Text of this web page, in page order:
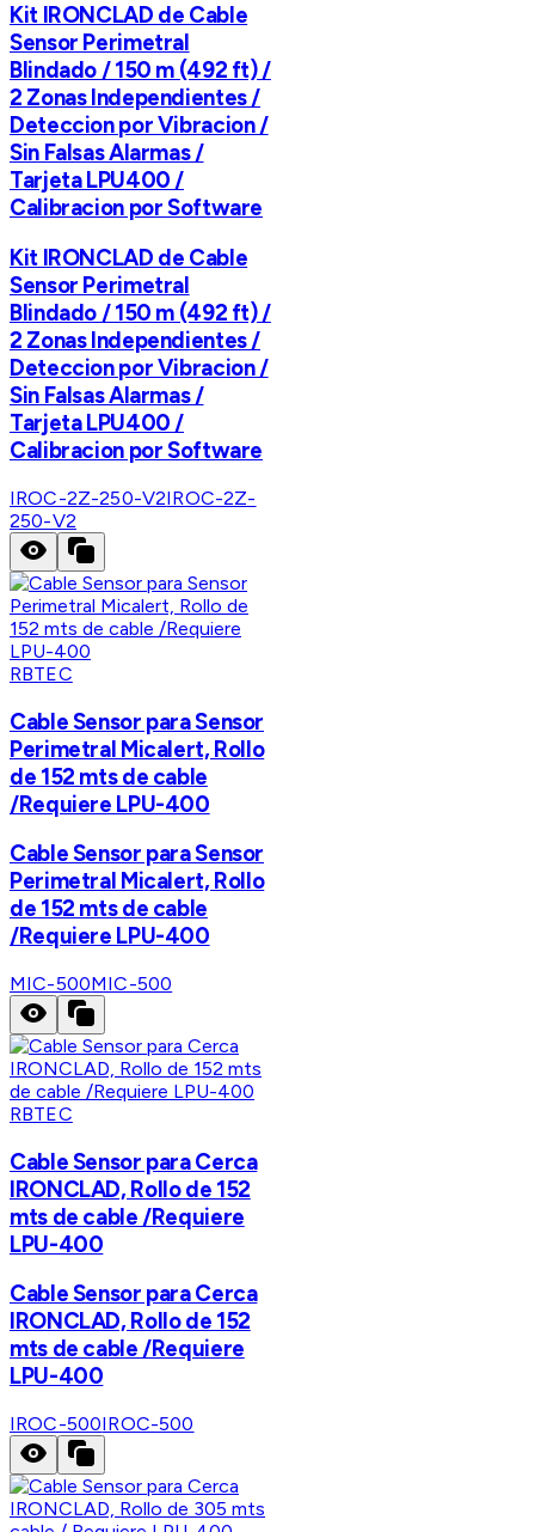
Kit IRONCLAD de Cable
Sensor Perimetral
Blindado / 150 m (492 ft) /
2 Zonas Independientes /
Deteccion por Vibracion /
Sin Falsas Alarmas /
Tarjeta LPU400 /
Calibracion por Software
Kit IRONCLAD de Cable
Sensor Perimetral
Blindado / 150 m (492 ft) /
2 Zonas Independientes /
Deteccion por Vibracion /
Sin Falsas Alarmas /
Tarjeta LPU400 /
Calibracion por Software
IROC-2Z-250-V2IROC-2Z-
250-V2
RBTEC
Cable Sensor para Sensor
Perimetral Micalert, Rollo
de 152 mts de cable
/Requiere LPU-400
Cable Sensor para Sensor
Perimetral Micalert, Rollo
de 152 mts de cable
/Requiere LPU-400
MIC-500MIC-500
RBTEC
Cable Sensor para Cerca
IRONCLAD, Rollo de 152
mts de cable /Requiere
LPU-400
Cable Sensor para Cerca
IRONCLAD, Rollo de 152
mts de cable /Requiere
LPU-400
IROC-500IROC-500